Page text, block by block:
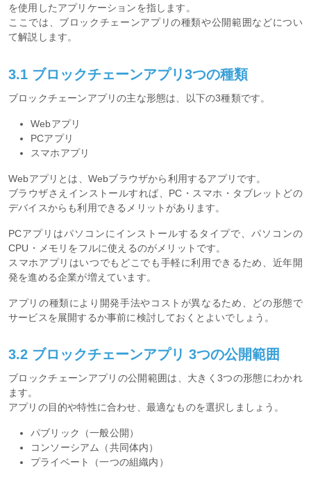
を使用したアプリケーションを指します。
ここでは、ブロックチェーンアプリの種類や公開範囲などについ
て解説します。
3.1 ブロックチェーンアプリ3つの種類
ブロックチェーンアプリの主な形態は、以下の3種類です。
Webアプリ
PCアプリ
スマホアプリ
Webアプリとは、Webブラウザから利用するアプリです。
ブラウザさえインストールすれば、PC・スマホ・タブレットどの
デバイスからも利用できるメリットがあります。
PCアプリはパソコンにインストールするタイプで、パソコンの
CPU・メモリをフルに使えるのがメリットです。
スマホアプリはいつでもどこでも手軽に利用できるため、近年開
発を進める企業が増えています。
アプリの種類により開発手法やコストが異なるため、どの形態で
サービスを展開するか事前に検討しておくとよいでしょう。
3.2 ブロックチェーンアプリ 3つの公開範囲
ブロックチェーンアプリの公開範囲は、大きく3つの形態にわかれ
ます。
アプリの目的や特性に合わせ、最適なものを選択しましょう。
パブリック（一般公開）
コンソーシアム（共同体内）
プライベート（一つの組織内）